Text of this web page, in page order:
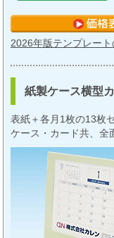
2026年版テンプレー
紙製ケース横型
表紙＋各月1枚の13枚セ
ケース・カード共、全